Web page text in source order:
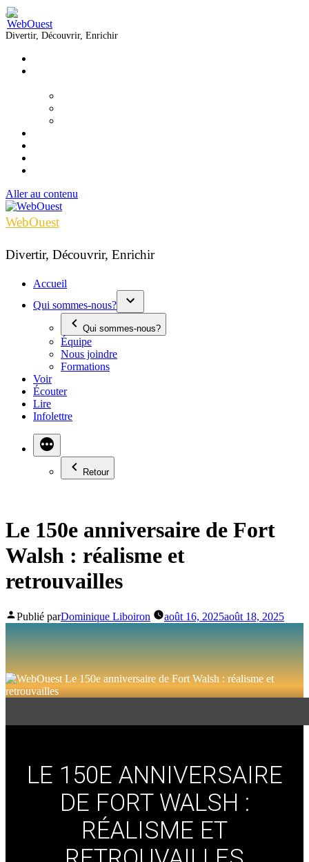
Divertir, Découvrir, Enrichir
Aller au contenu
WebOuest
Divertir, Découvrir, Enrichir
Accueil
Qui sommes-nous?
Qui sommes-nous?
Équipe
Nous joindre
Formations
Voir
Écouter
Lire
Infolettre
Retour
Le 150e anniversaire de Fort
Walsh : réalisme et
retrouvailles
Publié parDominique Liboiron août 16, 2025août 18, 2025
LE 150E ANNIVERSAIRE
DE FORT WALSH :
RÉALISME ET